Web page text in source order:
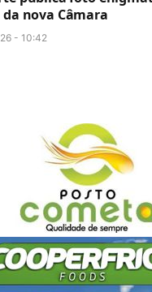
nova Câmara
- 10:42